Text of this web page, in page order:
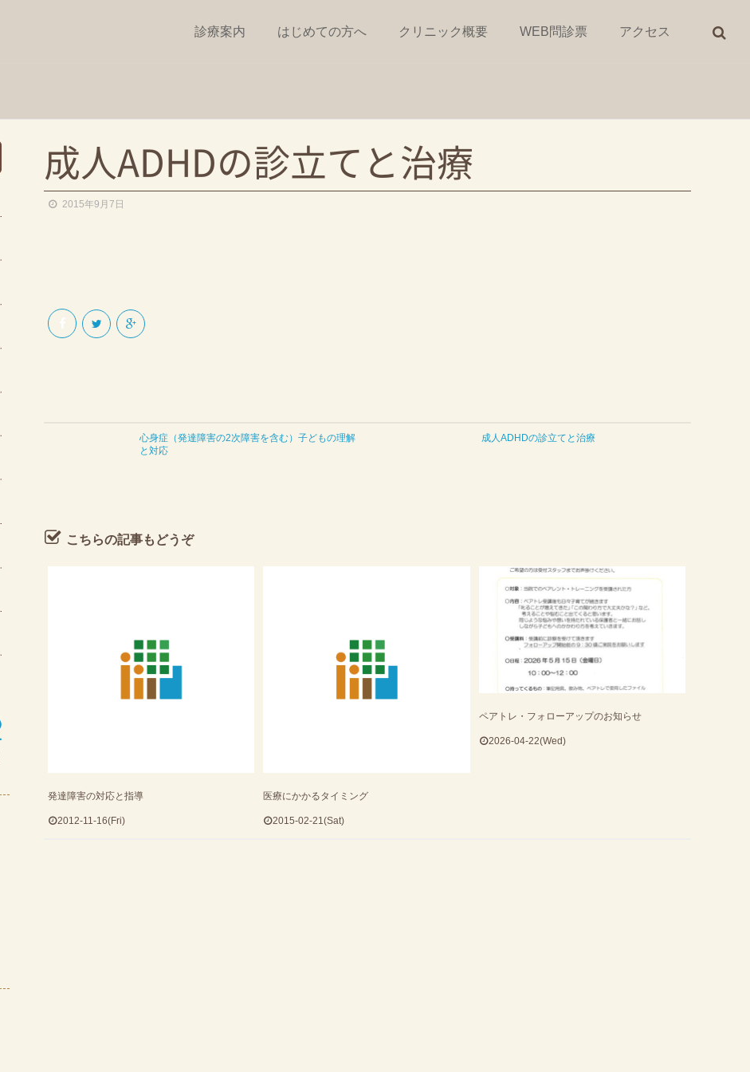
診療案内 はじめての方へ クリニック概要 WEB問診票 アクセス
成人ADHDの診立てと治療
2015年9月7日
心身症 （発達障害の2次障害を含む）子どもの理解
と対応
成人ADHDの診立てと治療
こちらの記事もどうぞ
発達障害の対応と指導
2012-11-16(Fri)
医療にかかるタイミング
2015-02-21(Sat)
ペアトレ・フォローアップのお知らせ
2026-04-22(Wed)
トップページへ
診療案内
はじめての方へ
クリニックでの活動のご案内